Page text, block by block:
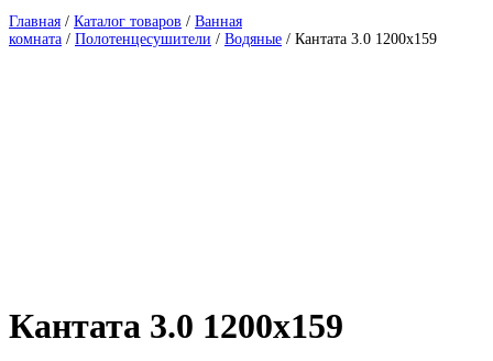
Главная / Каталог товаров / Ванная
комната / Полотенцесушители / Водяные / Кантата 3.0 1200х159
Кантата 3.0 1200х159